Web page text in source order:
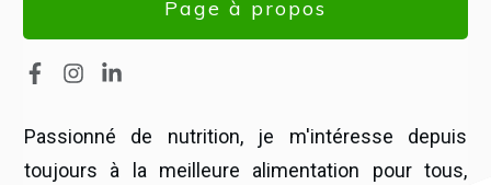
Page à propos
Passionné de nutrition, je m'intéresse depuis
toujours à la meilleure alimentation pour tous,